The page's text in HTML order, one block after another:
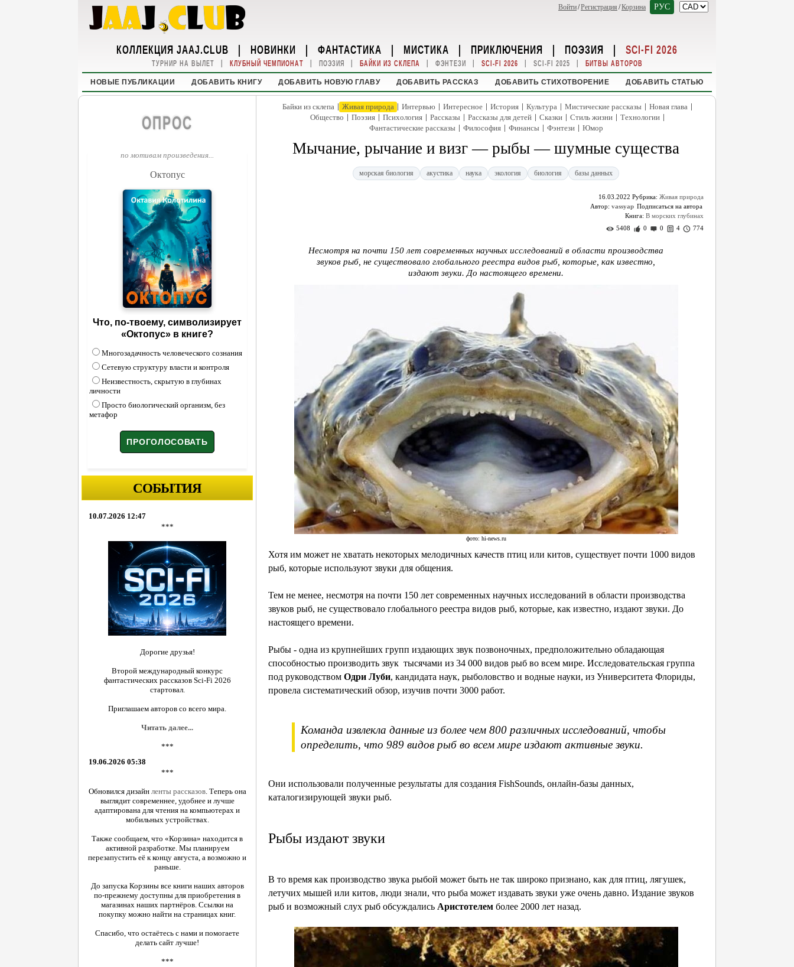
Войти/Регистрация /Корзина РУС
КОЛЛЕКЦИЯ JAAJ.CLUB | НОВИНКИ | ФАНТАСТИКА | МИСТИКА | ПРИКЛЮЧЕНИЯ | ПОЭЗИЯ | SCI-FI 2026
ТУРНИР НА ВЫЛЕТ | КЛУБНЫЙ ЧЕМПИОНАТ | ПОЭЗИЯ | БАЙКИ ИЗ СКЛЕПА | ФЭНТЕЗИ | SCI-FI 2026 | SCI-FI 2025 | БИТВЫ АВТОРОВ
НОВЫЕ ПУБЛИКАЦИИ ДОБАВИТЬ КНИГУ ДОБАВИТЬ НОВУЮ ГЛАВУ ДОБАВИТЬ РАССКАЗ ДОБАВИТЬ СТИХОТВОРЕНИЕ ДОБАВИТЬ СТАТЬЮ
ОПРОС
по мотивам произведения...
Октопус
Что, по-твоему, символизирует
«Октопус» в книге?
Многозадачность человеческого сознания
Сетевую структуру власти и контроля
Неизвестность, скрытую в глубинах
личности
Просто биологический организм, без
метафор
СОБЫТИЯ
10.07.2026 12:47
***
Дорогие друзья!
Второй международный конкурс
фантастических рассказов Sci-Fi 2026
стартовал.
Приглашаем авторов со всего мира.
Читать далее...
***
19.06.2026 05:38
***
Обновился дизайн ленты рассказов. Теперь она
выглядит современнее, удобнее и лучше
адаптирована для чтения на компьютерах и
мобильных устройствах.
Также сообщаем, что «Корзина» находится в
активной разработке. Мы планируем
перезапустить её к концу августа, а возможно и
раньше.
До запуска Корзины все книги наших авторов
по-прежнему доступны для приобретения в
магазинах наших партнёров. Ссылки на
покупку можно найти на страницах книг.
Спасибо, что остаётесь с нами и помогаете
делать сайт лучше!
***
Байки из склепа | Живая природа | Интервью | Интересное | История | Культура | Мистические рассказы | Новая глава |
Общество | Поэзия | Психология | Рассказы | Рассказы для детей | Сказки | Стиль жизни | Технологии |
Фантастические рассказы | Философия | Финансы | Фэнтези | Юмор
Мычание, рычание и визг — рыбы — шумные существа
морская биология акустика наука экология биология базы данных
16.03.2022 Рубрика: Живая природа
Автор: vassyap
Книга: В морских глубинах
5408
0 0 4 774
Несмотря на почти 150 лет современных научных исследований в области производства
звуков рыб, не существовало глобального реестра видов рыб, которые, как известно,
издают звуки. До настоящего времени.
фото: hi-news.ru
Хотя им может не хватать некоторых мелодичных качеств птиц или китов, существует почти 1000 видов
рыб, которые используют звуки для общения.
Тем не менее, несмотря на почти 150 лет современных научных исследований в области производства
звуков рыб, не существовало глобального реестра видов рыб, которые, как известно, издают звуки. До
настоящего времени.
Рыбы - одна из крупнейших групп издающих звук позвоночных, предположительно обладающая
способностью производить звук тысячами из 34 000 видов рыб во всем мире. Исследовательская группа
под руководством Одри Луби, кандидата наук, рыболовство и водные науки, из Университета Флориды,
провела систематический обзор, изучив почти 3000 работ.
Команда извлекла данные из более чем 800 различных исследований, чтобы
определить, что 989 видов рыб во всем мире издают активные звуки.
Они использовали полученные результаты для создания FishSounds, онлайн-базы данных,
каталогизирующей звуки рыб.
Рыбы издают звуки
В то время как производство звука рыбой может быть не так широко признано, как для птиц, лягушек,
летучих мышей или китов, люди знали, что рыба может издавать звуки уже очень давно. Издание звуков
рыб и возможный слух рыб обсуждались Аристотелем более 2000 лет назад.